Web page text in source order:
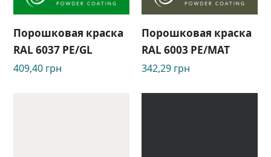
Порошковая краска
RAL 6037 PE/GL
409,40 грн
Порошковая краска
RAL 6003 PЕ/МАТ
342,29 грн